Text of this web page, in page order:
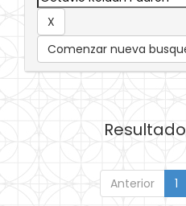
Comenzar nueva
Anterior 1